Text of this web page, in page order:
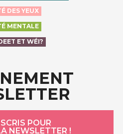
DES YEUX
MENTALE
ET WÉI?
POUR
NEWSLETTER !